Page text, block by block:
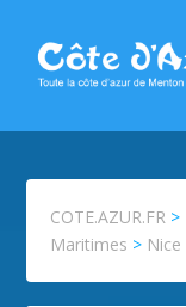
COTE.AZUR.FR >
Maritimes > Nice